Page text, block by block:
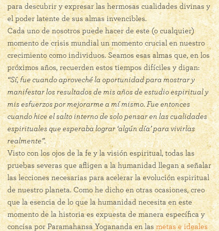
para descubrir y expresar las hermosas cualidades divinas y
el poder latente de sus almas invencibles.
Cada uno de nosotros puede hacer de este (o cualquier)
momento de crisis mundial un momento crucial en nuestro
crecimiento como individuos. Seamos esas almas que, en los
próximos años, recuerden estos tiempos difíciles y digan:
“Sí, fue cuando aproveché la oportunidad para mostrar y
manifestar los resultados de mis años de estudio espiritual y
mis esfuerzos por mejorarme a mí mismo. Fue entonces
cuando hice el salto interno de solo pensar en las cualidades
espirituales que esperaba lograr ‘algún día’ para vivirlas
realmente”.
Visto con los ojos de la fe y la visión espiritual, todas las
pruebas severas que afligen a la humanidad llegan a señalar
las lecciones necesarias para acelerar la evolución espiritual
de nuestro planeta. Como he dicho en otras ocasiones, creo
que la esencia de lo que la humanidad necesita en este
momento de la historia es expuesta de manera específica y
concisa por Paramahansa Yogananda en lasmetas e ideales